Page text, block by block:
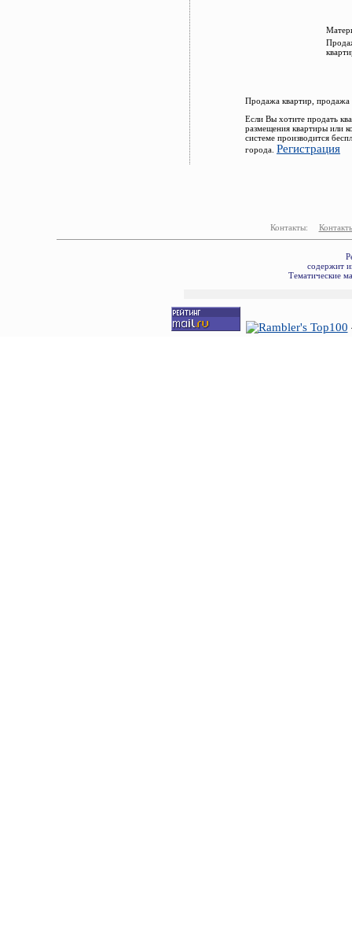
Продажа квартир, продажа
Если Вы хотите продать
размещения квартиры или
системе производится
города. Регистрация
Контакты:
содержит
Тематические